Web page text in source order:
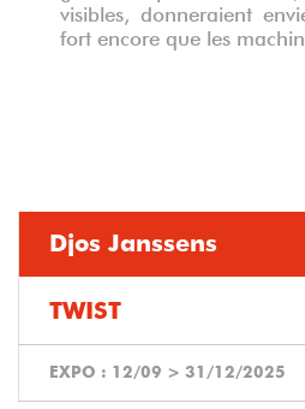
visibles, donneraient
fort encore que les
Djos Janssens
TWIST
EXPO : 12/09 > 31/12/2025